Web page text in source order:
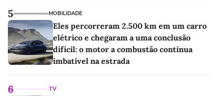
5 MOBILIDADE
Eles percorreram 2.500 km em um carro
elétrico e chegaram a uma conclusão
difícil: o motor a combustão continua
imbatível na estrada
6 TV